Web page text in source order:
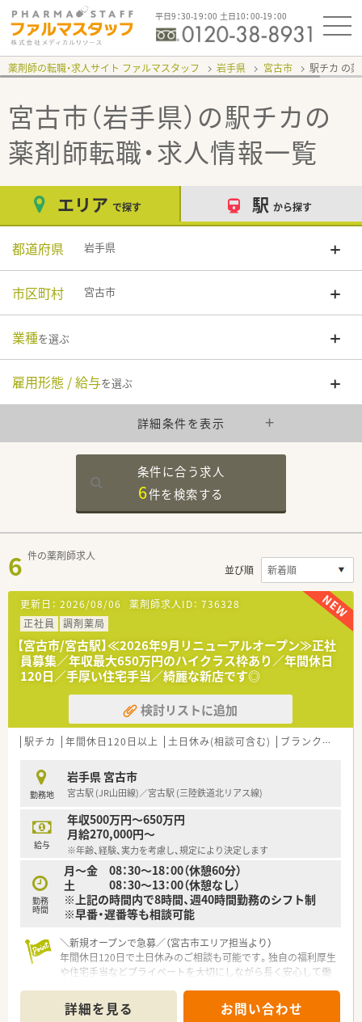
平日9：30-19：00 土日10：00-19：00
薬剤師の転職・求人サイト ファルマスタッフ 岩手県 宮古市 駅チカ
宮古市（岩手県）の駅チカの
薬剤師転職・求人情報一覧
エリア で探す 駅 から探す
都道府県 岩手県
市区町村 宮古市
業種を選ぶ
雇用形態 / 給与を選ぶ
詳細条件を表示
条件に合う求人
6件を検索する
6 件の薬剤師求人
並び順
更新日： 2026/08/06 薬剤師求人ID： 736328
正社員
調剤薬局
【宮古市/宮古駅】≪2026年9月リニューアルオープン≫正社
員募集／年収最大650万円のハイクラス枠あり／年間休日
120日／手厚い住宅手当／綺麗な新店です◎
検討リストに追加
駅チカ 年間休日120日以上 土日休み(相談可含む) ブランク可
勤務地
岩手県 宮古市
宮古駅 (JR山田線)／宮古駅 (三陸鉄道北リアス線)
給与
年収500万円～650万円
月給270,000円～
※年齢、経験、実力を考慮し、規定により決定します
勤務
時間
月～金 08：30～18：00（休憩60分）
土 08：30～13：00（休憩なし）
※上記の時間内で8時間、週40時間勤務のシフト制
※早番・遅番等も相談可能
＼新規オープンで急募／（宮古市エリア担当より）
年間休日120日で土日休みのご相談も可能です。独自の福利厚生
や住宅手当などプライベートを大切にしながら長く安心して働
＊------------------------------------------＊
詳細を見る お問い合わせ